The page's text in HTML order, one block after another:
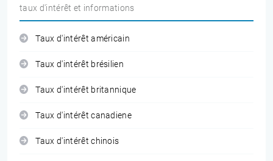
taux d'intérêt et informations
Taux d'intérêt américain
Taux d'intérêt brésilien
Taux d'intérêt britannique
Taux d'intérêt canadiene
Taux d'intérêt chinois